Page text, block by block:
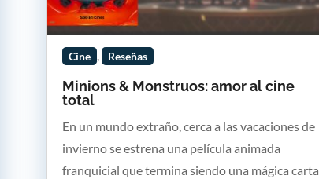
Minions & Monstruos: amor al cine
total
Cine , Reseñas
En un mundo extraño, cerca a las vacaciones de
invierno se estrena una película animada
franquicial que termina siendo una mágica carta